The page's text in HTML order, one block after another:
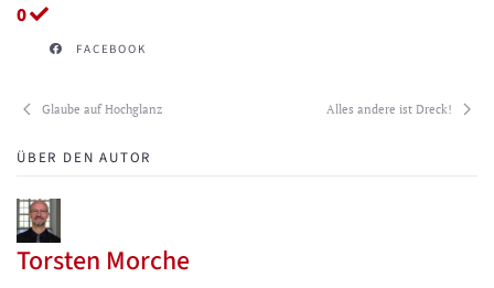
0
FACEBOOK
Glaube auf Hochglanz Alles andere ist Dreck!
ÜBER DEN AUTOR
Torsten Morche